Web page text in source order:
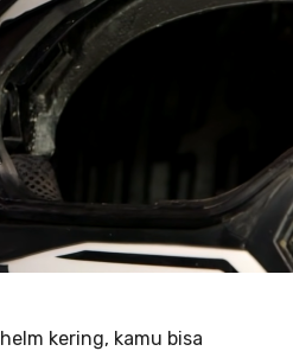
kering, kamu bisa